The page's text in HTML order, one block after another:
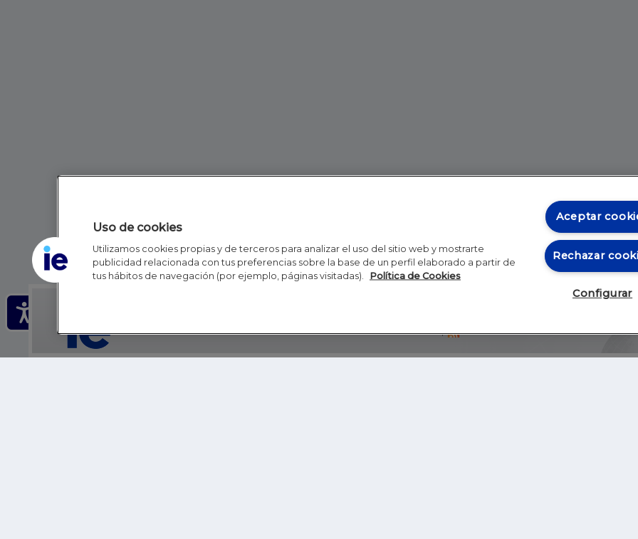
Inicio RSS
Uso de cookies
Utilizamos cookies propias y de terceros para analizar el uso del sitio web y mostrarte
publicidad relacionada con tus preferencias sobre la base de un perfil elaborado a partir de
tus hábitos de navegación (por ejemplo, páginas visitadas).
Política de Cookies
Aceptar
Rechazar
Configurar